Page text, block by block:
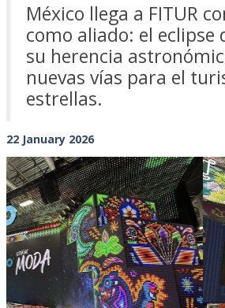
México llega a FITUR
como aliado: el eclipse
su herencia
nuevas vías para el
estrellas.
22 January 2026
Previous